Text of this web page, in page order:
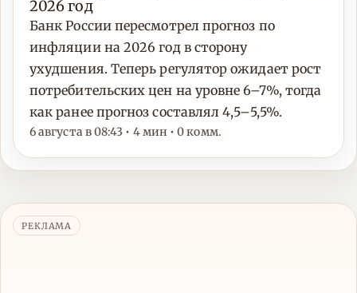
2026 год
Банк России пересмотрел прогноз по
инфляции на 2026 год в сторону
ухудшения. Теперь регулятор ожидает рост
потребительских цен на уровне 6–7%, тогда
как ранее прогноз составлял 4,5–5,5%.
6 августа в 08:43 • 4 мин • 0 комм.
РЕКЛАМА